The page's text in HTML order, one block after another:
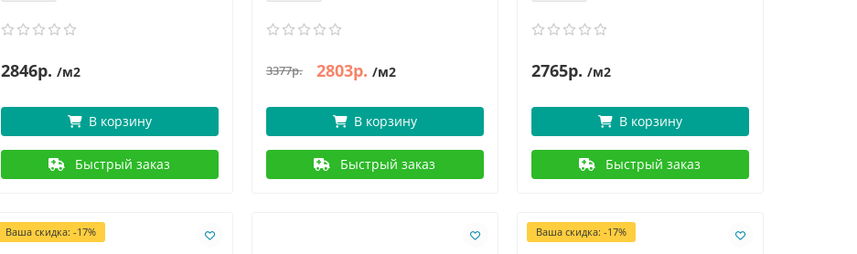
2846р. /м2
В корзину
Быстрый заказ
3377р. 2803р. /м2
В корзину
Быстрый заказ
2765р. /м2
В корзину
Быстрый заказ
Ваша скидка: -17% Ваша скидка: -17%